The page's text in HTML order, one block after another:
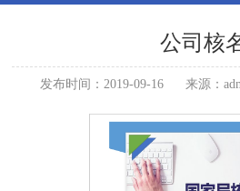
公司核
发布时间：2019-09-16 来源：